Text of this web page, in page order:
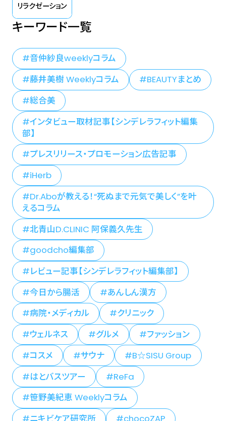
リラクゼーション
キーワード一覧
音仲紗良weeklyコラム
藤井美樹 Weeklyコラム
BEAUTYまとめ
総合美
インタビュー取材記事【シンデレラフィット編集
部】
プレスリリース・プロモーション広告記事
iHerb
Dr.Aboが教える！“死ぬまで元気で美しく”を叶
えるコラム
北青山D.CLINIC 阿保義久先生
goodcho編集部
レビュー記事【シンデレラフィット編集部】
今日から腸活
あんしん漢方
病院・メディカル
クリニック
ウェルネス
グルメ
ファッション
コスメ
サウナ
B☆SISU Group
はとバスツアー
ReFa
笹野美紀恵 Weeklyコラム
ニキビケア研究所
chocoZAP